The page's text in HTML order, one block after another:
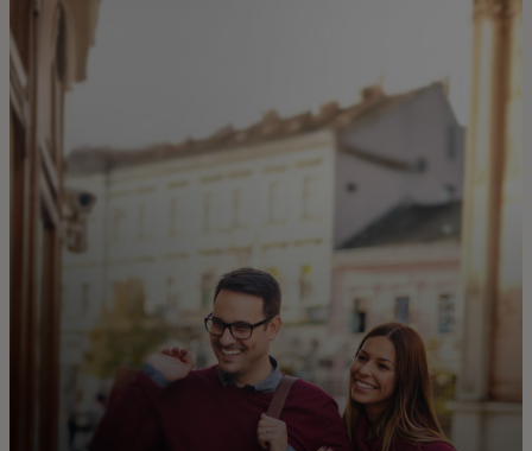
Pour les professionnels
Pour le monde
Pour les innovateurs
Actualités et tendances